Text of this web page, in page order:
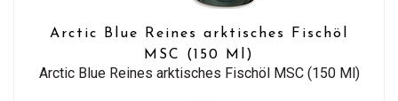
Arctic Blue Reines arktisches Fischöl
MSC (150 Ml)
Arctic Blue Reines arktisches Fischöl MSC (150 Ml)